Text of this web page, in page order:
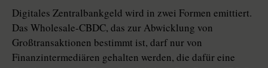
Digitales Zentralbankgeld wird in zwei Formen emittiert.
Das Wholesale-­CBDC, das zur Abwicklung von
Großtransaktionen bestimmt ist, darf nur von
Finanzintermediären gehalten werden, die dafür eine